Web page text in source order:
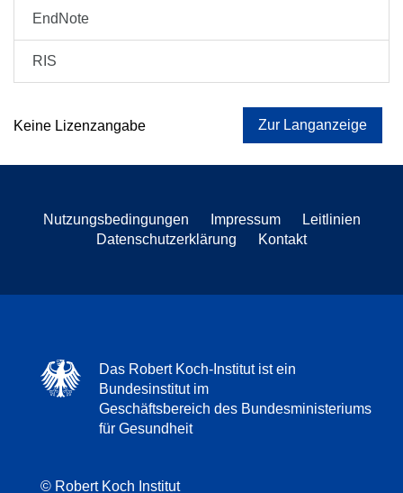
EndNote
RIS
Keine Lizenzangabe Zur Langanzeige
Nutzungsbedingungen Impressum
Leitlinien
Datenschutzerklärung
Kontakt
Das Robert Koch-Institut ist ein
Bundesinstitut im
Geschäftsbereich des Bundesministeriums
für Gesundheit
© Robert Koch Institut